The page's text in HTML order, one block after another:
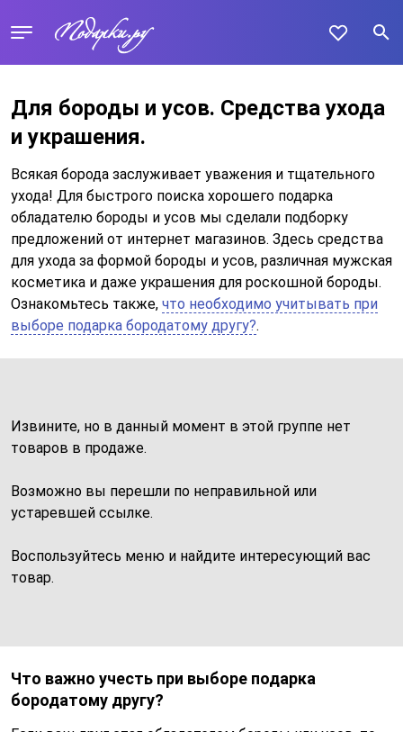
Для бороды и усов. Средства ухода
и украшения.
Всякая борода заслуживает уважения и тщательного
ухода! Для быстрого поиска хорошего подарка
обладателю бороды и усов мы сделали подборку
предложений от интернет магазинов. Здесь средства
для ухода за формой бороды и усов, различная мужская
косметика и даже украшения для роскошной бороды.
Ознакомьтесь также, что необходимо учитывать при
выборе подарка бородатому другу?.
Извините, но в данный момент в этой группе нет
товаров в продаже.
Возможно вы перешли по неправильной или
устаревшей ссылке.
Воспользуйтесь меню и найдите интересующий вас
товар.
Что важно учесть при выборе подарка
бородатому другу?